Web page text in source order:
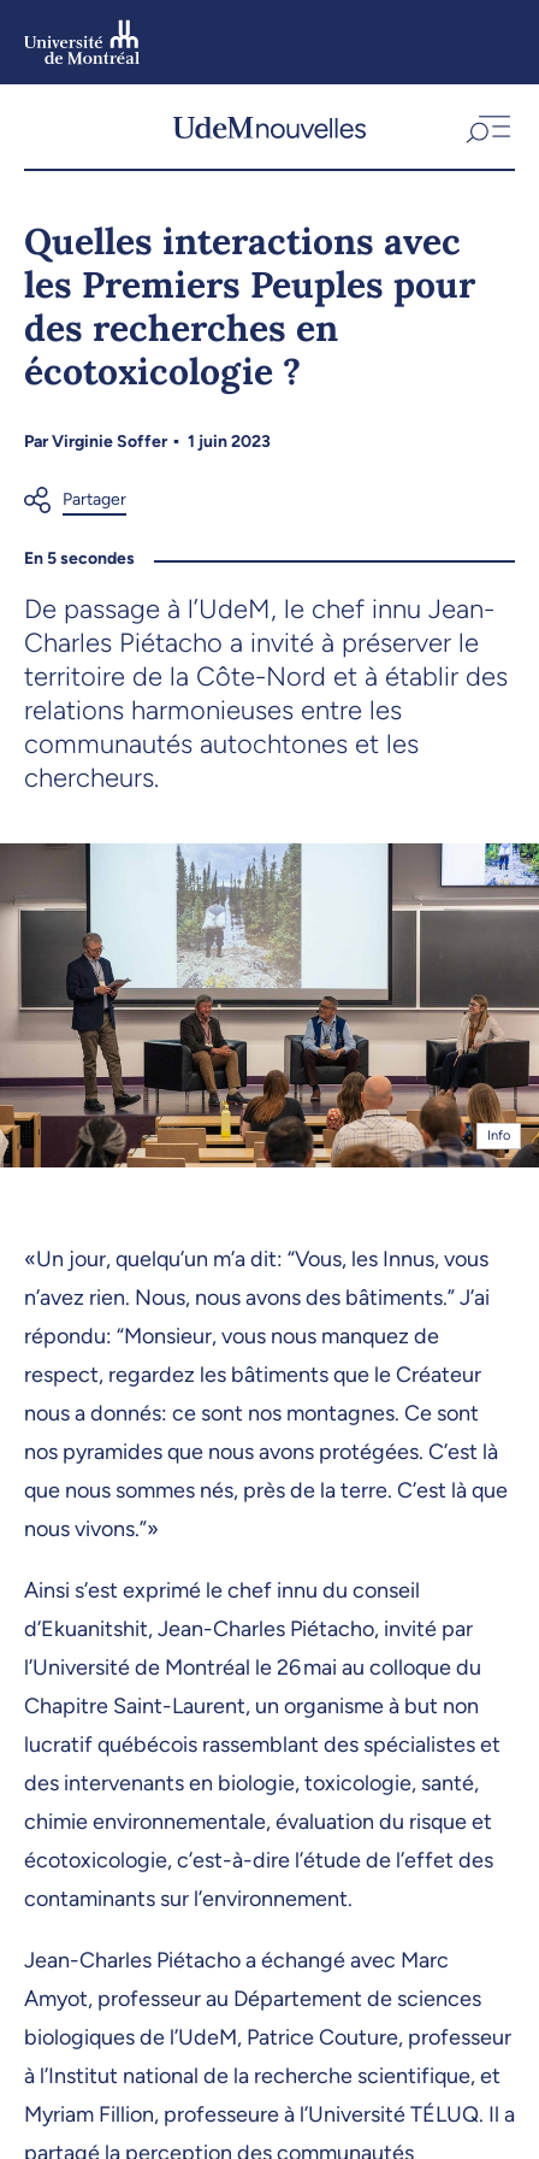
Quelles interactions avec
les Premiers Peuples pour
des recherches en
écotoxicologie ?
ParVirginie Soffer 1 juin 2023
En 5 secondes
De passage à l’UdeM, le chef innu Jean-
Charles Piétacho a invité à préserver le
territoire de la Côte-Nord et à établir des
relations harmonieuses entre les
communautés autochtones et les
chercheurs.
Info
«Un jour, quelqu’un m’a dit: “Vous, les Innus, vous
n’avez rien. Nous, nous avons des bâtiments.” J’ai
répondu: “Monsieur, vous nous manquez de
respect, regardez les bâtiments que le Créateur
nous a donnés: ce sont nos montagnes. Ce sont
nos pyramides que nous avons protégées. C’est là
que nous sommes nés, près de la terre. C’est là que
nous vivons.”»
Ainsi s’est exprimé le chef innu du conseil
d’Ekuanitshit, Jean-Charles Piétacho, invité par
l’Université de Montréal le 26 mai au colloque du
Chapitre Saint-Laurent, un organisme à but non
lucratif québécois rassemblant des spécialistes et
des intervenants en biologie, toxicologie, santé,
chimie environnementale, évaluation du risque et
écotoxicologie, c’est-à-dire l’étude de l’effet des
contaminants sur l’environnement.
Jean-Charles Piétacho a échangé avec Marc
Amyot, professeur au Département de sciences
biologiques de l’UdeM, Patrice Couture, professeur
à l’Institut national de la recherche scientifique, et
Myriam Fillion, professeure à l’Université TÉLUQ. Il a
partagé la perception des communautés